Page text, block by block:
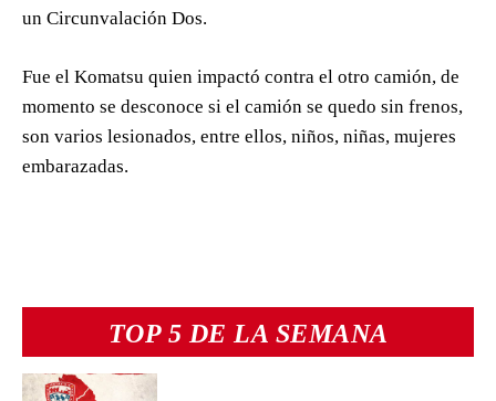
TOP 5 DE LA SEMANA
un Circunvalación Dos.
Fue el Komatsu quien impactó contra el otro camión, de
momento se desconoce si el camión se quedo sin frenos,
son varios lesionados, entre ellos, niños, niñas, mujeres
embarazadas.